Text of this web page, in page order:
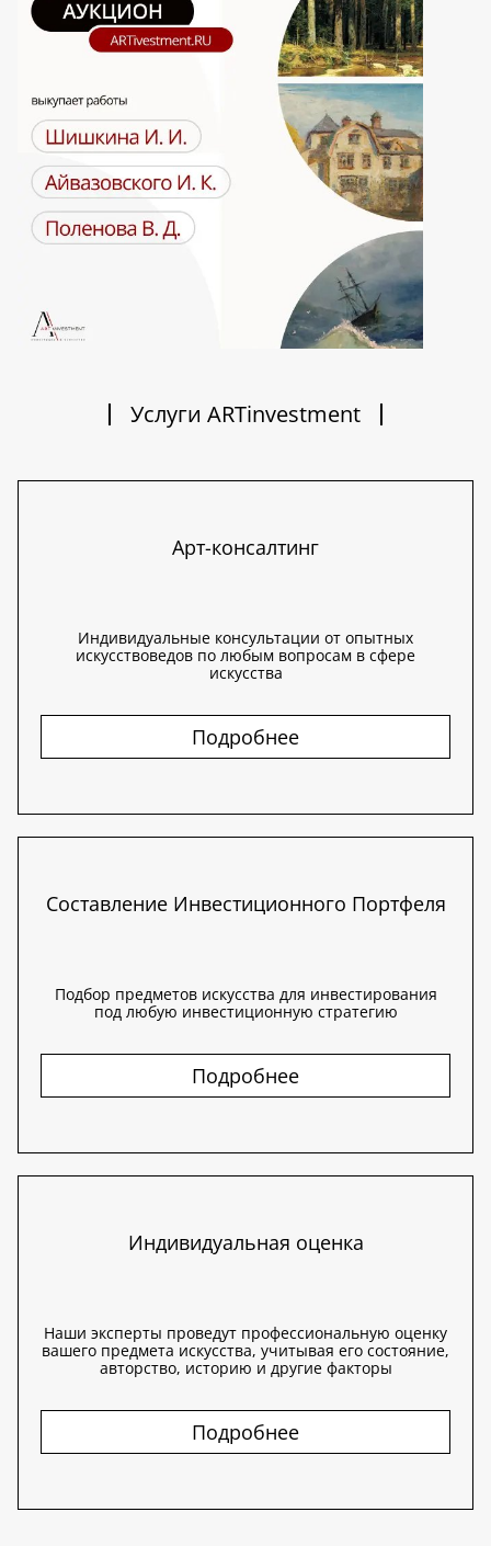
Услуги ARTinvestment
Арт-консалтинг
Индивидуальные консультации от опытных
искусствоведов по любым вопросам в сфере
искусства
Подробнее
Составление Инвестиционного Портфеля
Подбор предметов искусства для инвестирования
под любую инвестиционную стратегию
Подробнее
Индивидуальная оценка
Наши эксперты проведут профессиональную оценку
вашего предмета искусства, учитывая его состояние,
авторство, историю и другие факторы
Подробнее